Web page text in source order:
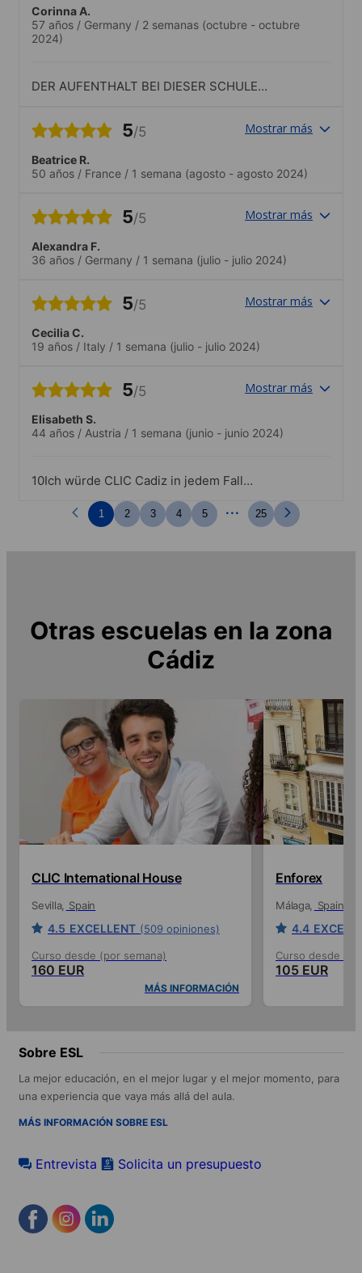
Corinna A.
57 años / Germany / 2 semanas (octubre - octubre
2024)
DER AUFENTHALT BEI DIESER SCHULE
5/5 Mostrar más
Beatrice R.
50 años / France / 1 semana (agosto - agosto 2024)
5/5 Mostrar más
Alexandra F.
36 años / Germany / 1 semana (julio - julio 2024)
5/5 Mostrar más
Cecilia C.
19 años / Italy / 1 semana (julio - julio 2024)
5/5 Mostrar más
Elisabeth S.
44 años / Austria / 1 semana (junio - junio 2024)
10Ich würde CLIC Cadiz in jedem Fall
Stadt ist wunderbar, das Team der
Sprachschule unglaublich nett!
1 2 3 4 5 ... 25
Otras escuelas en la zona
Cádiz
CLIC International House
Sevilla Spain
4.5 EXCELLENT (509 opiniones)
Curso desde (por semana)
160 EUR
MÁS INFORMACIÓN
Enforex
Málaga Spain
4.4
Curso desde
105 EUR
Sobre ESL
La mejor educación, en el mejor lugar y el mejor momento, para
una experiencia que vaya más allá del aula.
MÁS INFORMACIÓN SOBRE ESL
Entrevista Solicita un presupuesto